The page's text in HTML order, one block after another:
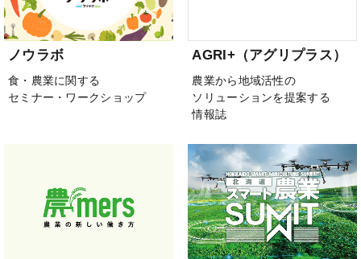
ノウラボ
食・農業に関する
セミナー・ワークショップ
AGRI+（アグリプラス）
農業から地域活性の
ソリューションを提案する
情報誌